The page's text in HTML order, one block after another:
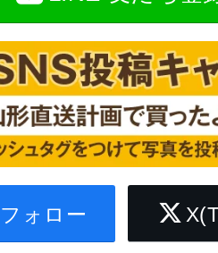
ォロー